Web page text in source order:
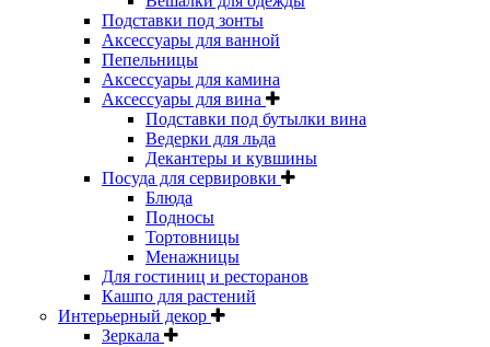
Подставки под зонты
Аксессуары для ванной
Пепельницы
Аксессуары для камина
Аксессуары для вина
Подставки под бутылки вина
Ведерки для льда
Декантеры и кувшины
Посуда для сервировки
Блюда
Подносы
Тортовницы
Менажницы
Для гостиниц и ресторанов
Кашпо для растений
Интерьерный декор
Зеркала